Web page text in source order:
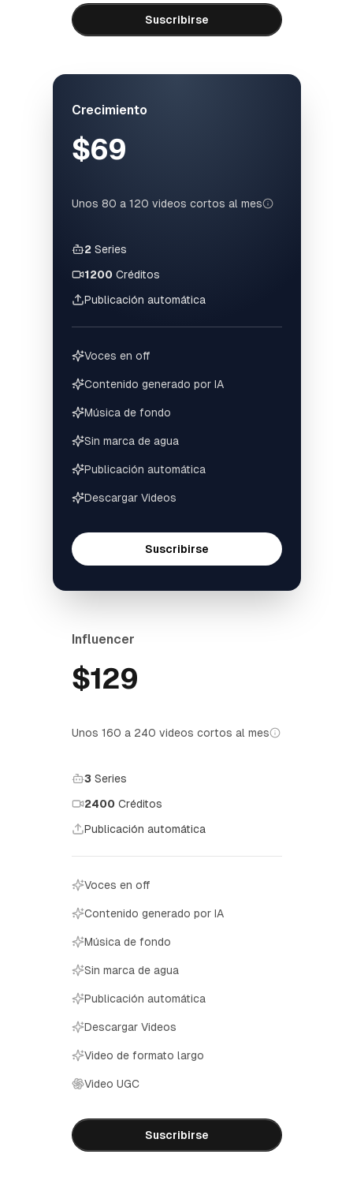
Suscribirse
Crecimiento
$69
Unos 80 a 120 videos cortos al mes
2 Series
1200 Créditos
Publicación automática
Voces en off
Contenido generado por IA
Música de fondo
Sin marca de agua
Publicación automática
Descargar Videos
Suscribirse
Influencer
$129
Unos 160 a 240 videos cortos al mes
3 Series
2400 Créditos
Publicación automática
Voces en off
Contenido generado por IA
Música de fondo
Sin marca de agua
Publicación automática
Descargar Videos
Video de formato largo
Video UGC
Suscribirse